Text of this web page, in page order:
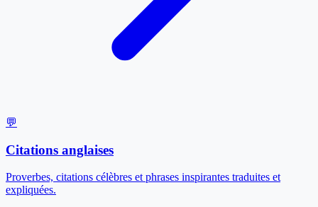
💬
Citations anglaises
Proverbes, citations célèbres et phrases inspirantes traduites et
expliquées.